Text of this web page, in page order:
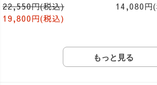
22,550円(税込)
19,800円(税込)
14,080円
もっと見る